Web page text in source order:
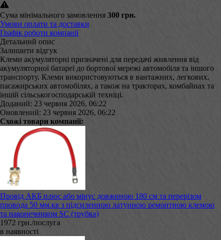
Сума мінімального замовлення 300 грн.
Умови оплати та доставки
Графік роботи компанії
Детальний опис
Залишити відгук
Клеми акумуляторні призначені для передачі живлення від
акумуляторної батареї до бортової мережі автомобіля та іншого
транспорту. Клеми використовуються в вантажних, легкових,
пасажирських автомобілях, а також на тракторах, комбайнах та
іншій сільськогосподарській техніці.
Доданий: 23 червня 2026, 06:22
Оновлений: 23 червня 2026, 06:22
Схожі товари компанії:
Провід АКБ плюс або мінус довжиною 180 см та перерізом
провода 50 мм.кв з підсиленною латунною ремонтною клемою
та наконечником SC (трубка)
1972 грн./послуга
в наявності